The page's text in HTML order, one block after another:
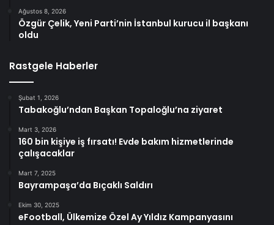
Ağustos 8, 2026
Özgür Çelik, Yeni Parti’nin İstanbul kurucu il başkanı
oldu
Rastgele Haberler
Şubat 1, 2026
Tabakoğlu’ndan Başkan Topaloğlu’na ziyaret
Mart 3, 2026
160 bin kişiye iş fırsatı! Evde bakım hizmetlerinde
çalışacaklar
Mart 7, 2025
Bayrampaşa’da Bıçaklı Saldırı
Ekim 30, 2025
eFootball, Ülkemize Özel Ay Yıldız Kampanyasını